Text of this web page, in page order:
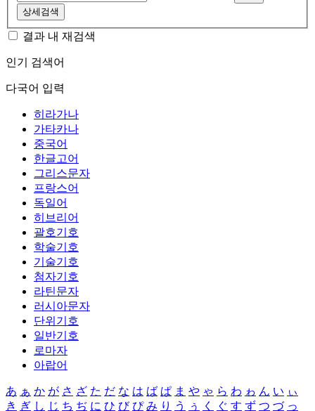
상세검색
결과 내 재검색
인기 검색어
다국어 입력
히라가나
가타카나
중국어
한글고어
그리스문자
프랑스어
독일어
히브리어
괄호기호
학술기호
기술기호
첨자기호
라틴문자
러시아문자
단위기호
일반기호
로마자
아랍어
あ ぁ か が さ ざ た だ な は ば ぱ ま や ゃ ら わ ゎ ん い ぃ
き ぎ し じ ち ぢ に ひ び ぴ み り う ぅ く ぐ す ず つ づ っ